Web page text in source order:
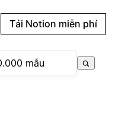
Tải Notion miễn phí